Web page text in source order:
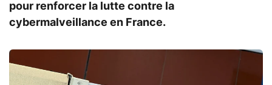
pour renforcer la lutte contre la
cybermalveillance en France.